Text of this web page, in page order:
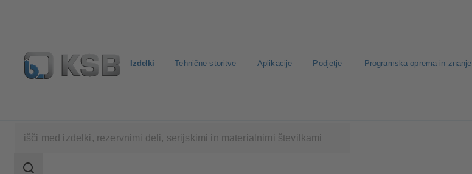
Izdelki Tehnične storitve Aplikacije Podjetje Programska oprema in znanje
iskanja